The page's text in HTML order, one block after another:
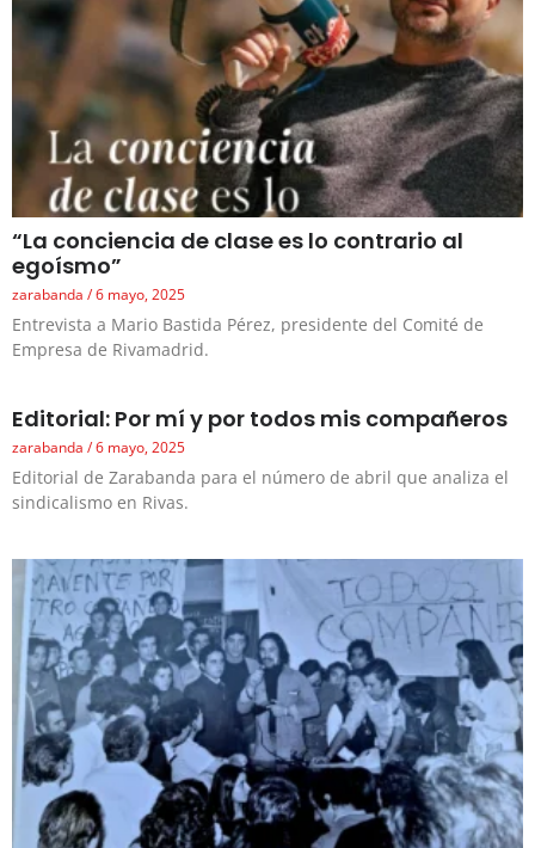
“La conciencia de clase es lo contrario al
egoísmo”
zarabanda 6 mayo, 2025
Entrevista a Mario Bastida Pérez, presidente del Comité de
Empresa de Rivamadrid.
Editorial: Por mí y por todos mis compañeros
zarabanda 6 mayo, 2025
Editorial de Zarabanda para el número de abril que analiza el
sindicalismo en Rivas.